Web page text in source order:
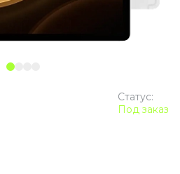
Статус:
Под заказ